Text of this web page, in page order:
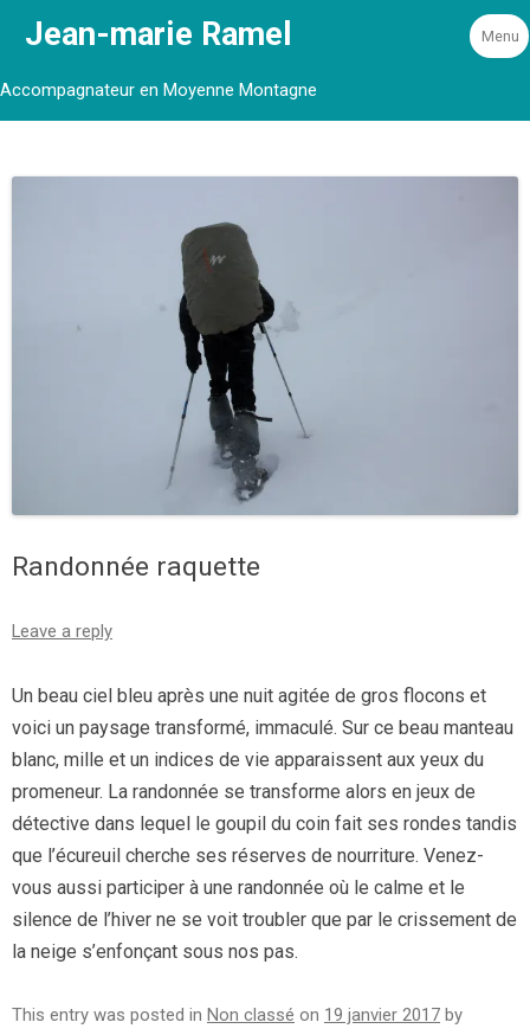
Jean-marie Ramel
Accompagnateur en Moyenne Montagne
Menu
Randonnée raquette
Leave a reply
Un beau ciel bleu après une nuit agitée de gros flocons et
voici un paysage transformé, immaculé. Sur ce beau manteau
blanc, mille et un indices de vie apparaissent aux yeux du
promeneur. La randonnée se transforme alors en jeux de
détective dans lequel le goupil du coin fait ses rondes tandis
que l’écureuil cherche ses réserves de nourriture. Venez-
vous aussi participer à une randonnée où le calme et le
silence de l’hiver ne se voit troubler que par le crissement de
la neige s’enfonçant sous nos pas.
This entry was posted in Non classé on 19 janvier 2017 by